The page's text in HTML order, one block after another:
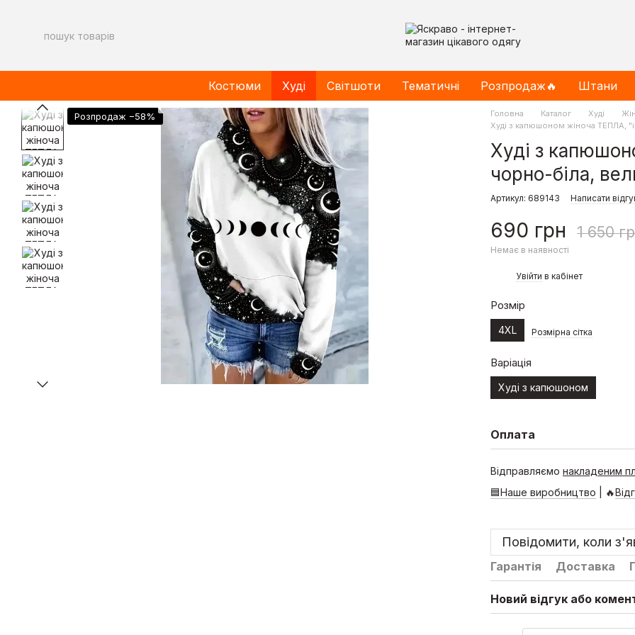
Костюми Худі Світшоти Тематичні Розпродаж🔥 Штани
Розпродаж −58% Головна Каталог Худі
Худі з капюшоном жіноча ТЕПЛА,
Худі з
чорно-біла,
Артикул: 689143 Написати
690 грн 1 650
Немає в наявності
Увійти в кабінет
Розмір
4XL Розмірна сітка
Варіація
Худі з капюшоном
Оплата
Відправляємо накладеним
🟦Наше виробництво | 🔥
Повідомити, коли
Гарантія Доставка
Новий відгук або